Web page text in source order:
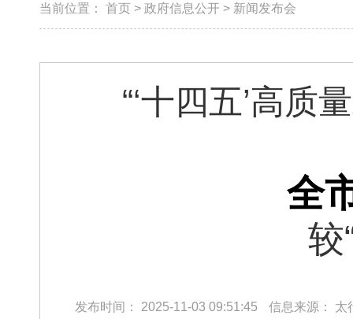
当前位置： 首页 > 政府信息公开 > 新闻发布会
“‘十四五’高质
全
较
发布时间： 2025-11-03 09:51:45 信息来源： 太